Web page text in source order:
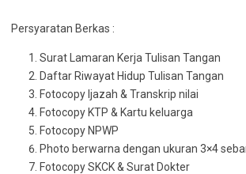
Persyaratan Berkas :
Surat Lamaran Kerja Tulisan Tangan
Daftar Riwayat Hidup Tulisan Tangan
Fotocopy Ijazah & Transkrip nilai
Fotocopy KTP & Kartu keluarga
Fotocopy NPWP
Photo berwarna dengan ukuran 3×4
Fotocopy SKCK & Surat Dokter